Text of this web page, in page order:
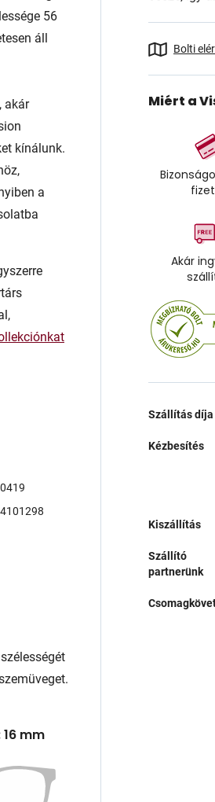
56
áll
akár
kínálunk.
a
mm
Bolti
Miért a
Akár
Szállítás díja
Kézbesítés
Kiszállítás
Szállító
partnerünk